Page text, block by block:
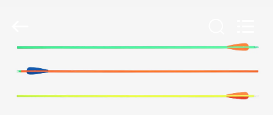
CASA
PRODUTOS